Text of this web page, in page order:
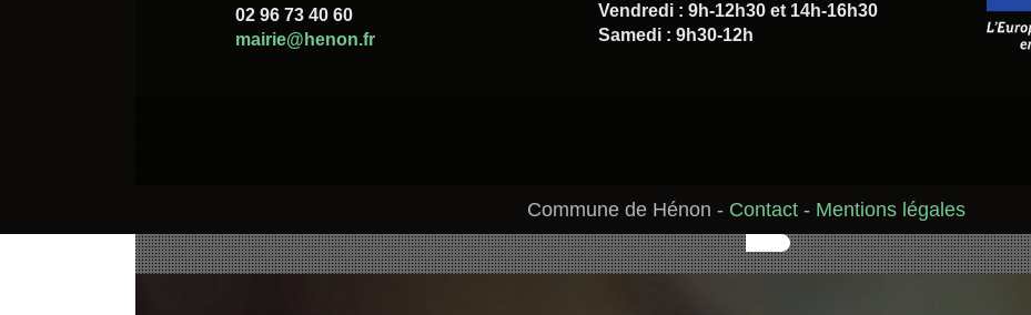
02 96 73 40 60
mairie@henon.fr
Vendredi : 9h-12h30 et 14h-16h30
Samedi : 9h30-12h
Commune de Hénon - Contact - Mentions légales